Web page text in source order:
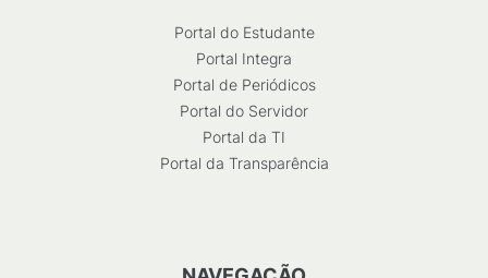
Portal do Estudante
Portal Integra
Portal de Periódicos
Portal do Servidor
Portal da TI
Portal da Transparência